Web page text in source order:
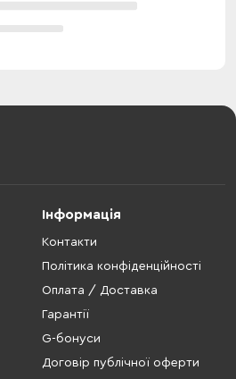
Інформація
Контакти
Політика конфіденційності
Оплата / Доставка
Гарантії
G-бонуси
Договір публічної оферти